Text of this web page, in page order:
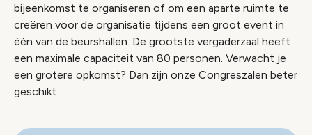
bijeenkomst te organiseren of om een aparte ruimte te
creëren voor de organisatie tijdens een groot event in
één van de beurshallen. De grootste vergaderzaal heeft
een maximale capaciteit van 80 personen. Verwacht je
een grotere opkomst? Dan zijn onze Congreszalen beter
geschikt.